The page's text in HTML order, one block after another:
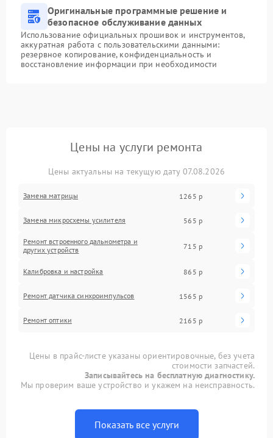
Оригинальные программные решение и
безопасное обслуживание данных
Использование официальных прошивок и инструментов,
аккуратная работа с пользовательскими данными:
резервное копирование, конфиденциальность и
восстановление информации при необходимости
Цены на услуги ремонта
Цены актуальны на текущую дату 07.08.2026
Замена матрицы 1265 р
Замена микросхемы усилителя 565 р
Ремонт встроенного дальнометра и
других устройств
715 р
Калибровка и настройка 865 р
Ремонт датчика синхроимпульсов 1565 р
Ремонт оптики 2165 р
Цены в прайс-листе указаны ориентировочные, без учета
стоимости запчастей.
Записывайтесь на бесплатную диагностику.
Мы проверим ваше устройство и укажем на неисправность.
Показать все услуги